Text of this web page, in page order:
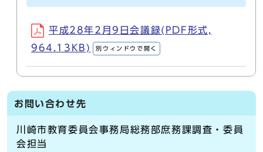
平成28年2月9日会議録(PDF形式,
964.13KB)
別ウィンドウで開く
お問い合わせ先
川崎市教育委員会事務局総務部庶務課調査・委員
会担当